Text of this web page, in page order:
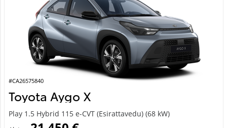
#CA26575840
Toyota Aygo X
Play 1.5 Hybrid 115 e-CVT (Esirattavedu) (68 kW)